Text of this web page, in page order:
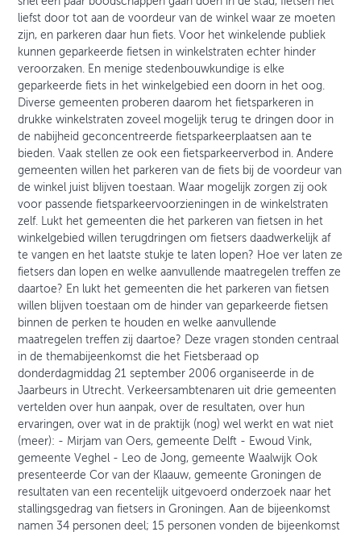
liefst door tot aan de voordeur van de winkel waar ze moeten
zijn, en parkeren daar hun fiets. Voor het winkelende publiek
kunnen geparkeerde fietsen in winkelstraten echter hinder
veroorzaken. En menige stedenbouwkundige is elke
geparkeerde fiets in het winkelgebied een doorn in het oog.
Diverse gemeenten proberen daarom het fietsparkeren in
drukke winkelstraten zoveel mogelijk terug te dringen door in
de nabijheid geconcentreerde fietsparkeerplaatsen aan te
bieden. Vaak stellen ze ook een fietsparkeerverbod in. Andere
gemeenten willen het parkeren van de fiets bij de voordeur van
de winkel juist blijven toestaan. Waar mogelijk zorgen zij ook
voor passende fietsparkeervoorzieningen in de winkelstraten
zelf. Lukt het gemeenten die het parkeren van fietsen in het
winkelgebied willen terugdringen om fietsers daadwerkelijk af
te vangen en het laatste stukje te laten lopen? Hoe ver laten ze
fietsers dan lopen en welke aanvullende maatregelen treffen ze
daartoe? En lukt het gemeenten die het parkeren van fietsen
willen blijven toestaan om de hinder van geparkeerde fietsen
binnen de perken te houden en welke aanvullende
maatregelen treffen zij daartoe? Deze vragen stonden centraal
in de themabijeenkomst die het Fietsberaad op
donderdagmiddag 21 september 2006 organiseerde in de
Jaarbeurs in Utrecht. Verkeersambtenaren uit drie gemeenten
vertelden over hun aanpak, over de resultaten, over hun
ervaringen, over wat in de praktijk (nog) wel werkt en wat niet
(meer): - Mirjam van Oers, gemeente Delft - Ewoud Vink,
gemeente Veghel - Leo de Jong, gemeente Waalwijk Ook
presenteerde Cor van der Klaauw, gemeente Groningen de
resultaten van een recentelijk uitgevoerd onderzoek naar het
stallingsgedrag van fietsers in Groningen. Aan de bijeenkomst
namen 34 personen deel; 15 personen vonden de bijeenkomst